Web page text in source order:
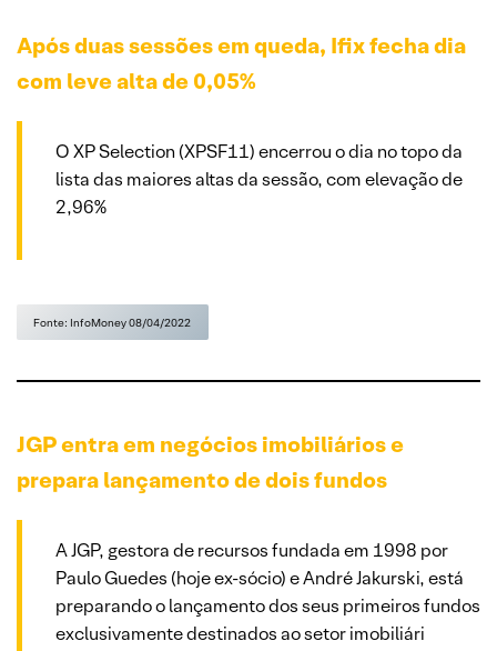
Após duas sessões em queda, Ifix fecha dia
com leve alta de 0,05%
O XP Selection (XPSF11) encerrou o dia no topo da
lista das maiores altas da sessão, com elevação de
2,96%
Fonte: InfoMoney 08/04/2022
JGP entra em negócios imobiliários e
prepara lançamento de dois fundos
A JGP, gestora de recursos fundada em 1998 por
Paulo Guedes (hoje ex-sócio) e André Jakurski, está
preparando o lançamento dos seus primeiros fundos
exclusivamente destinados ao setor imobiliári